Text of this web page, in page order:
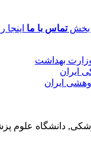
بخشتماس با ما اینجا
بهداشت
ایران
ایران
دانشگاه علوم